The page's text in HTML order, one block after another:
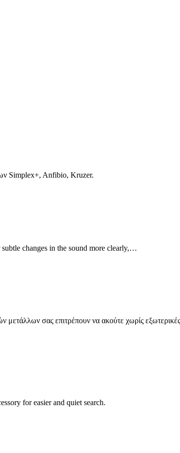
Simplex+, Anfibio, Kruzer.
changes in the sound more clearly,…
μετάλλων σας επιτρέπουν να ακούτε χωρίς
for easier and quiet search.